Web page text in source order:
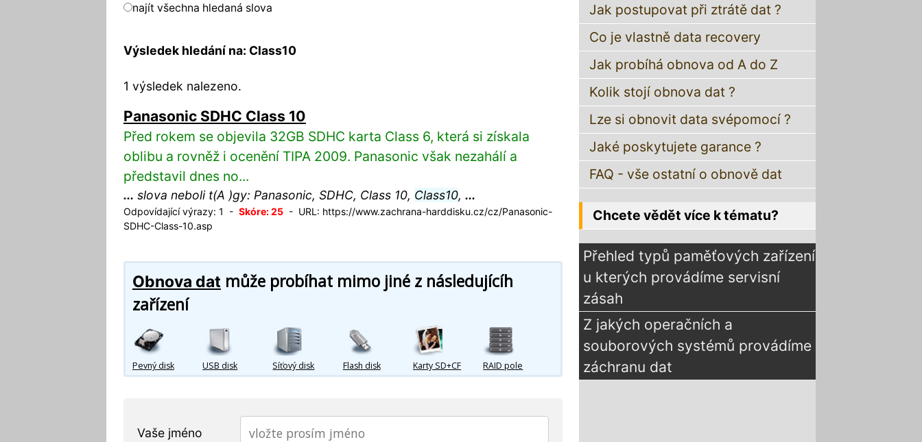
najít všechna hledaná slova
Výsledek hledání na: Class10
1 výsledek nalezeno.
Panasonic SDHC Class 10
Před rokem se objevila 32GB SDHC karta Class 6, která si získala
oblibu a rovněž i ocenění TIPA 2009. Panasonic však nezahálí a
představil dnes no...
... slova neboli t(A )gy: Panasonic, SDHC, Class 10, Class10, ...
Odpovídající výrazy: 1 - Skóre: 25- URL: https://www.zachrana-harddisku.cz/cz/Panasonic-
SDHC-Class-10.asp
Obnova datmůže probíhat mimo jiné z následujícíh
zařízení
Pevný disk USB disk Síťový disk Flash disk Karty SD+CF RAID pole
Vaše jméno
Jak postupovat při ztrátě dat ?
Co je vlastně data recovery
Jak probíhá obnova od A do Z
Kolik stojí obnova dat ?
Lze si obnovit data svépomocí ?
Jaké poskytujete garance ?
FAQ - vše ostatní o obnově dat
Chcete vědět více k tématu?
Přehled typů paměťových zařízení
u kterých provádíme servisní
zásah
Z jakých operačních a
souborových systémů provádíme
záchranu dat